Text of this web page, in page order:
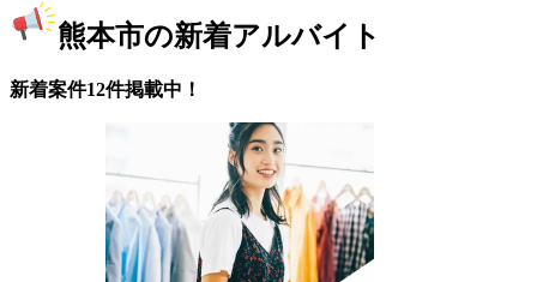
熊本市の新着アルバイト
新着案件12件掲載中！